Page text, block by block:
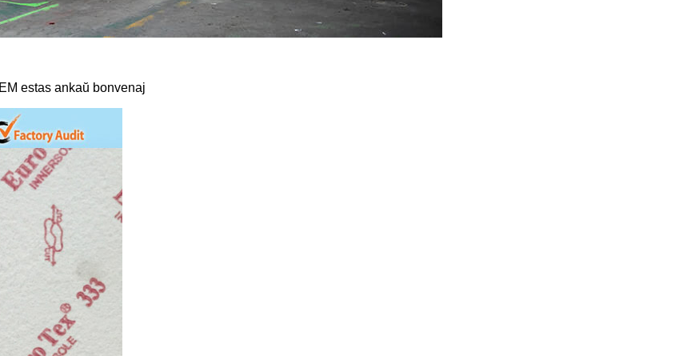
estas ankaŭ bonvenaj